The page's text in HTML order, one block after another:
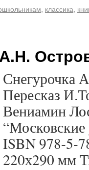
, классика,
Снегурочка
Пересказ
Вениамин
“Московские
ISBN 978-5-
220х290 мм